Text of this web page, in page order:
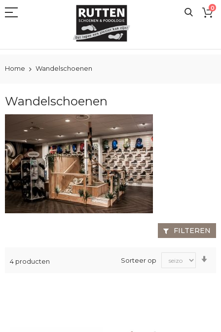
naar
0
Home Wandelschoenen
Wandelschoenen
4 producten Sorteer op
FILTEREN